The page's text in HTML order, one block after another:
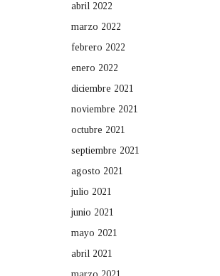
abril 2022
marzo 2022
febrero 2022
enero 2022
diciembre 2021
noviembre 2021
octubre 2021
septiembre 2021
agosto 2021
julio 2021
junio 2021
mayo 2021
abril 2021